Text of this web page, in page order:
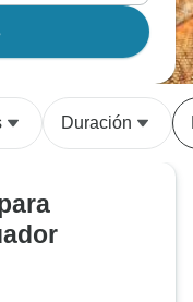
Duración